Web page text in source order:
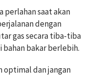
perlahan saat akan
dengan
gas secara tiba-tiba
bahan bakar berlebih.
optimal dan jangan